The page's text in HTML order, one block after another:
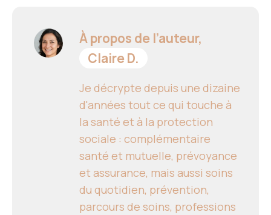
À propos de l’auteur,
Claire D.
Je décrypte depuis une dizaine
d'années tout ce qui touche à
la santé et à la protection
sociale : complémentaire
santé et mutuelle, prévoyance
et assurance, mais aussi soins
du quotidien, prévention,
parcours de soins, professions